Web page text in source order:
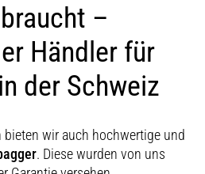
–
Händler für
der Schweiz
bieten wir auch hochwertige und
. Diese wurden von uns